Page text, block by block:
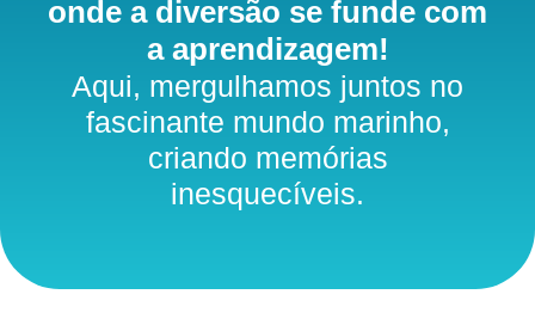
Bem-vindos ao Zoomarine,
onde a diversão se funde com
a aprendizagem!
Aqui, mergulhamos juntos no
fascinante mundo marinho,
criando memórias inesquecíveis.